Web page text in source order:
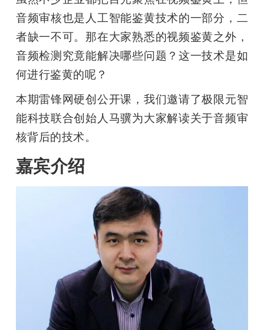
活
中
心
专
音频审核也是人工智能鉴黄技术的一部分，二
者缺一不可。那在大家熟悉的视频鉴黄之外，
音频检测究竟能解决哪些问题？这一技术是如
何进行鉴黄的呢？
本期雷锋网硬创公开课，我们邀请了极限元智
能科技联合创始人马骥为大家解读关于音频审
核背后的技术。
嘉宾介绍